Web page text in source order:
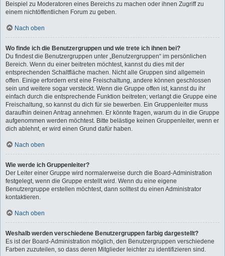
Beispiel zu Moderatoren eines Bereichs zu machen oder ihnen Zugriff zu
einem nichtöffentlichen Forum zu geben.
Nach oben
Wo finde ich die Benutzergruppen und wie trete ich ihnen bei?
Du findest die Benutzergruppen unter „Benutzergruppen“ im persönlichen
Bereich. Wenn du einer beitreten möchtest, kannst du dies mit der
entsprechenden Schaltfläche machen. Nicht alle Gruppen sind allgemein
offen. Einige erfordern erst eine Freischaltung, andere können geschlossen
sein und weitere sogar versteckt. Wenn die Gruppe offen ist, kannst du ihr
einfach durch die entsprechende Funktion beitreten; verlangt die Gruppe eine
Freischaltung, so kannst du dich für sie bewerben. Ein Gruppenleiter muss
daraufhin deinen Antrag annehmen. Er könnte fragen, warum du in die Gruppe
aufgenommen werden möchtest. Bitte belästige keinen Gruppenleiter, wenn er
dich ablehnt, er wird einen Grund dafür haben.
Nach oben
Wie werde ich Gruppenleiter?
Der Leiter einer Gruppe wird normalerweise durch die Board-Administration
festgelegt, wenn die Gruppe erstellt wird. Wenn du eine eigene
Benutzergruppe erstellen möchtest, dann solltest du einen Administrator
kontaktieren.
Nach oben
Weshalb werden verschiedene Benutzergruppen farbig dargestellt?
Es ist der Board-Administration möglich, den Benutzergruppen verschiedene
Farben zuzuteilen, so dass deren Mitglieder leichter zu identifizieren sind.